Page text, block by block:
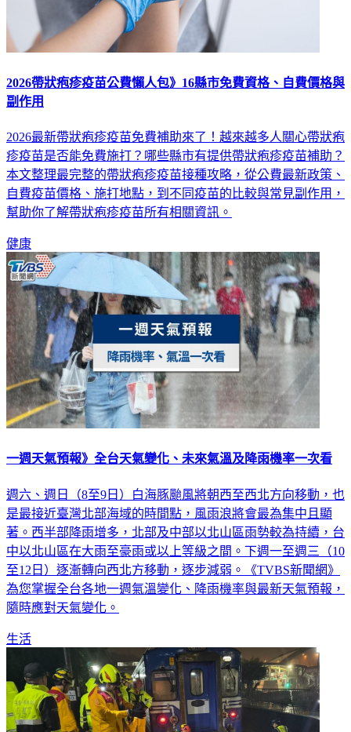
2026帶狀疱疹疫苗公費懶人包》16縣市免費資格、自費價格與
副作用
2026最新帶狀疱疹疫苗免費補助來了！越來越多人關心帶狀疱
疹疫苗是否能免費施打？哪些縣市有提供帶狀疱疹疫苗補助？
本文整理最完整的帶狀疱疹疫苗接種攻略，從公費最新政策、
自費疫苗價格、施打地點，到不同疫苗的比較與常見副作用，
幫助你了解帶狀疱疹疫苗所有相關資訊。
健康
一週天氣預報》全台天氣變化、未來氣溫及降雨機率一次看
週六、週日（8至9日）白海豚颱風將朝西至西北方向移動，也
是最接近臺灣北部海域的時間點，風雨浪將會最為集中且顯
著。西半部降雨增多，北部及中部以北山區雨勢較為持續，台
中以北山區在大雨至豪雨或以上等級之間。下週一至週三（10
至12日）逐漸轉向西北方移動，逐步減弱。《TVBS新聞網》
為您掌握全台各地一週氣溫變化、降雨機率與最新天氣預報，
隨時應對天氣變化。
生活